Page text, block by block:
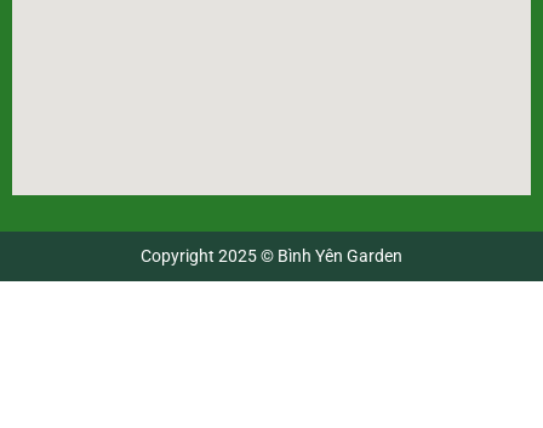
Copyright 2025 © Bình Yên Garden